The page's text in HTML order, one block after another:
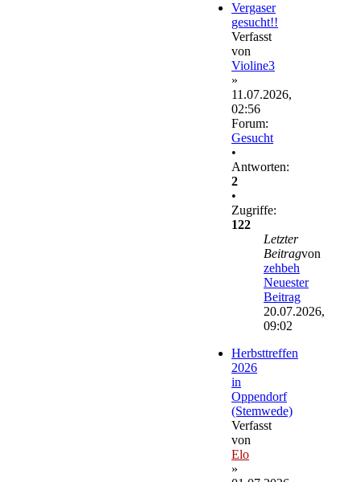
Vergaser
gesucht!!
Verfasst
von
Violine3
»
11.07.2026,
02:56
Forum:
Gesucht
•
Antworten:
2
•
Zugriffe:
122
Letzter
Beitragvon
zehbeh
Neuester
Beitrag
20.07.2026,
09:02
Herbsttreffen
2026
in
Oppendorf
(Stemwede)
Verfasst
von
Elo
»